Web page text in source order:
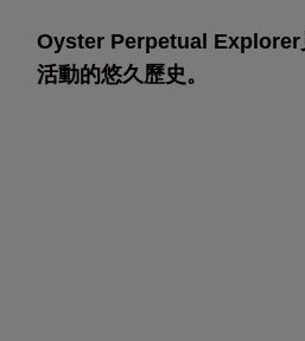
Oyster Perpetual Explorer
活動的悠久歷史。